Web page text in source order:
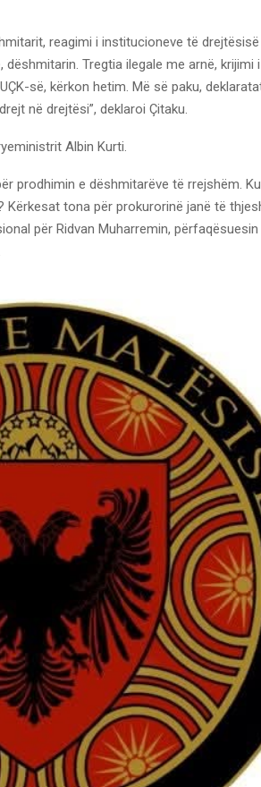
reagimi i institucioneve të
Tregtia ilegale me arnë, krijimi i
së, kërkon hetim. Më së paku,
në drejtësi”, deklaroi Çitaku.
Albin Kurti.
prodhimin e dëshmitarëve të rrejshëm.
Kërkesat tona për prokurorinë janë të
për Ridvan Muharremin, përfaqësuesin